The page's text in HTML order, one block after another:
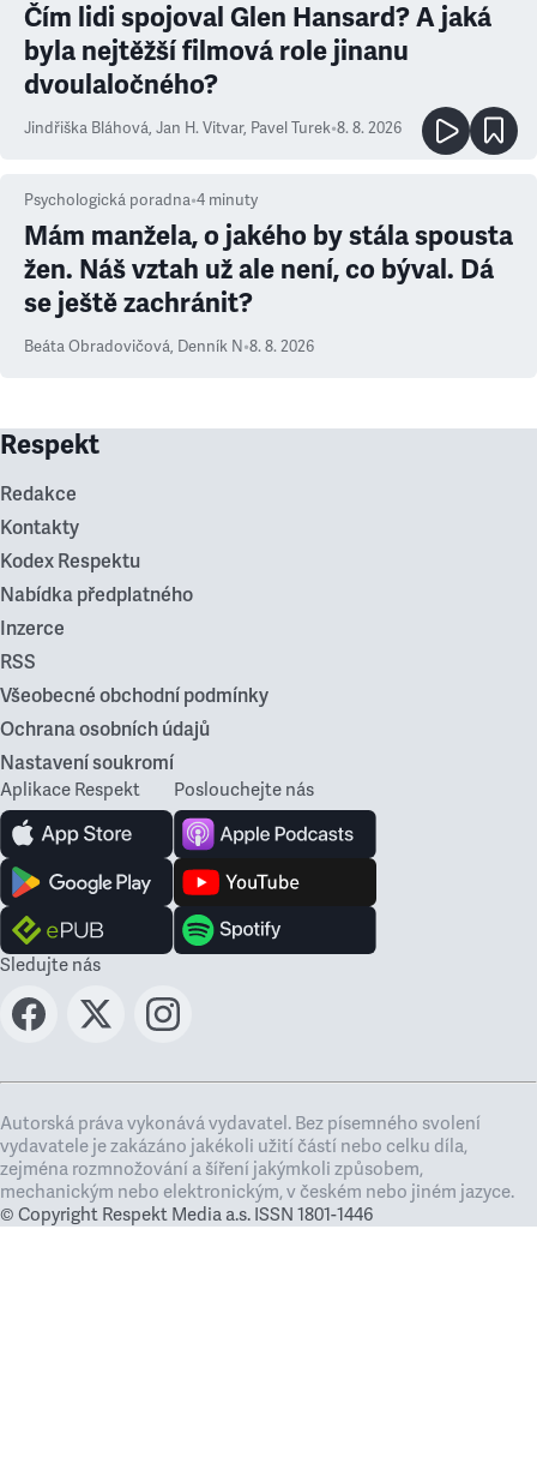
Čím lidi spojoval Glen Hansard? A jaká
byla nejtěžší filmová role jinanu
dvoulaločného?
Jindřiška Bláhová, Jan H. Vitvar, Pavel Turek•8. 8. 2026
Psychologická poradna•4 minuty
Mám manžela, o jakého by stála spousta
žen. Náš vztah už ale není, co býval. Dá
se ještě zachránit?
Beáta Obradovičová, Denník N•8. 8. 2026
Respekt
Redakce
Kontakty
Kodex Respektu
Nabídka předplatného
Inzerce
RSS
Všeobecné obchodní podmínky
Ochrana osobních údajů
Nastavení soukromí
Aplikace Respekt Poslouchejte nás
Sledujte nás
Autorská práva vykonává vydavatel. Bez písemného svolení
vydavatele je zakázáno jakékoli užití částí nebo celku díla,
zejména rozmnožování a šíření jakýmkoli způsobem,
mechanickým nebo elektronickým, v českém nebo jiném jazyce.
© Copyright Respekt Media a.s. ISSN 1801-1446